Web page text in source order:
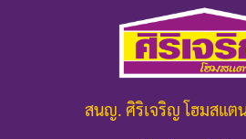
สนญ. ศิริเจริญ โฮมสแต